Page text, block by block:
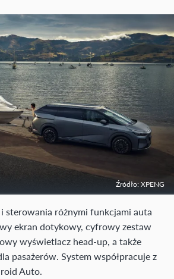
Źródło: XPENG
sterowania różnymi funkcjami auta
ekran dotykowy, cyfrowy zestaw
wyświetlacz head-up, a także
pasażerów. System współpracuje z
Auto.